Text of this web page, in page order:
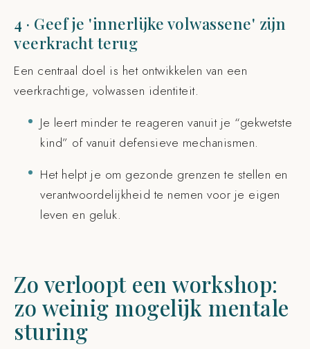
4 · Geef je 'innerlijke volwassene' zijn
veerkracht terug
Een centraal doel is het ontwikkelen van een
veerkrachtige, volwassen identiteit.
Je leert minder te reageren vanuit je “gekwetste
kind” of vanuit defensieve mechanismen.
Het helpt je om gezonde grenzen te stellen en
verantwoordelijkheid te nemen voor je eigen
leven en geluk.
Zo verloopt een workshop:
zo weinig mogelijk mentale
sturing